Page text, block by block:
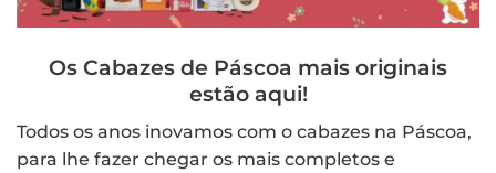
Os Cabazes de Páscoa mais originais
estão aqui!
Todos os anos inovamos com o cabazes na Páscoa,
para lhe fazer chegar os mais completos e